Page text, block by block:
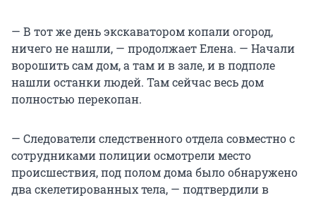
— В тот же день экскаватором копали огород,
ничего не нашли, — продолжает Елена. — Начали
ворошить сам дом, а там и в зале, и в подполе
нашли останки людей. Там сейчас весь дом
полностью перекопан.
— Следователи следственного отдела совместно с
сотрудниками полиции осмотрели место
происшествия, под полом дома было обнаружено
два скелетированных тела, — подтвердили в